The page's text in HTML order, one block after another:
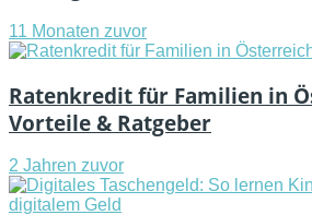
11 Monaten zuvor
Ratenkredit für Familien in
Vorteile & Ratgeber
2 Jahren zuvor